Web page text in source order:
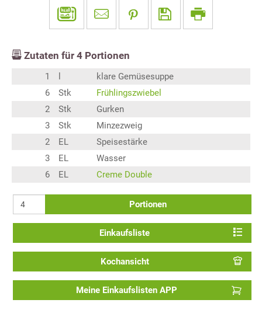
Zutaten für 4 Portionen
1
klare Gemüsesuppe
6
Stk
Frühlingszwiebel
2
Stk
Gurken
3
Stk
Minzezweig
2
EL
Speisestärke
3
EL
Wasser
6
EL Creme Double
Portionen
Einkaufsliste
Kochansicht
Meine Einkaufslisten APP